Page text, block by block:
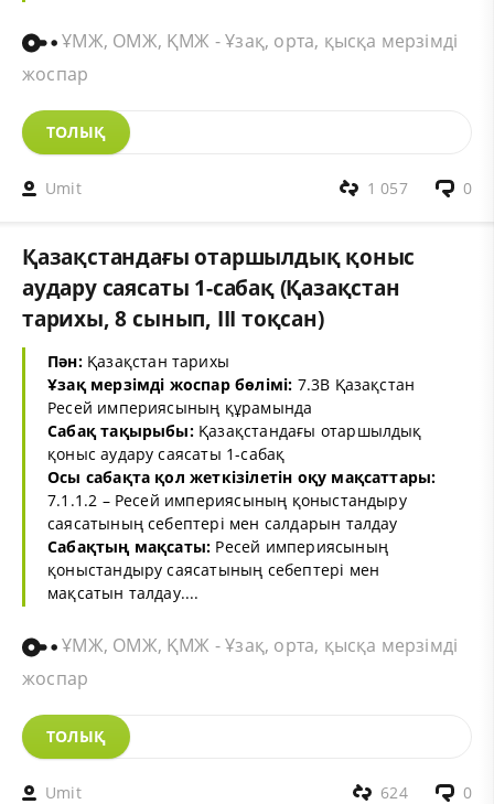
ҰМЖ, ОМЖ, ҚМЖ - Ұзақ, орта, қысқа мерзімді
жоспар
ТОЛЫҚ
Umit 0
1 057
Қазақстандағы отаршылдық қоныс
аудару саясаты 1-сабақ (Қазақстан
тарихы, 8 сынып, ІІІ тоқсан)
Пән:Қазақстан тарихы
Ұзақ мерзімді жоспар бөлімі: 7.3В Қазақстан
Ресей империясының құрамында
Сабақ тақырыбы: Қазақстандағы отаршылдық
қоныс аудару саясаты 1-сабақ
Осы сабақта қол жеткізілетін оқу мақсаттары:
7.1.1.2 – Ресей империясының қоныстандыру
саясатының себептері мен салдарын талдау
Сабақтың мақсаты: Ресей империясының
қоныстандыру саясатының себептері мен
мақсатын талдау....
ҰМЖ, ОМЖ, ҚМЖ - Ұзақ, орта, қысқа мерзімді
жоспар
ТОЛЫҚ
Umit 0
624